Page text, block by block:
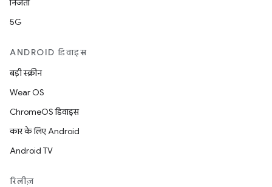
निजता
5G
ANDROID डिवाइस
बड़ी स्क्रीन
Wear OS
ChromeOS डिवाइस
कार के लिए Android
Android TV
रिलीज़